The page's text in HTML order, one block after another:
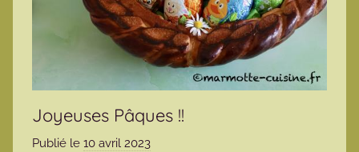
Joyeuses Pâques !!
Publié le 10 avril 2023